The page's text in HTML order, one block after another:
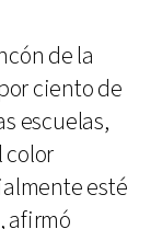
de la
ciento de
escuelas,
color
esté
afirmó